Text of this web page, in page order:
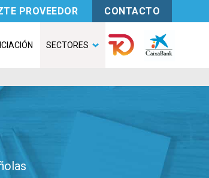
PROVEEDOR CONTACTO
SECTORES